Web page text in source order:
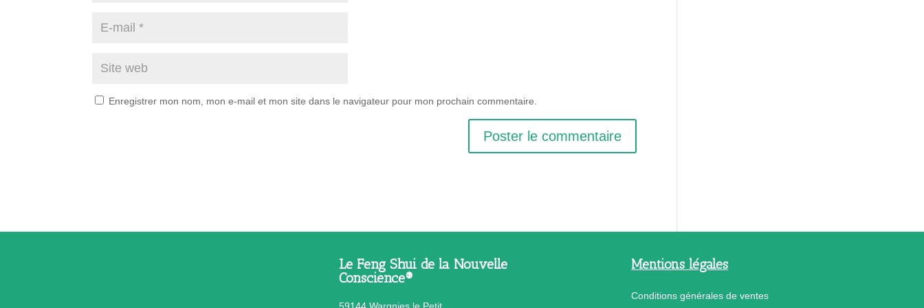
Enregistrer mon nom, mon e-mail et mon site dans le navigateur pour mon prochain commentaire.
Le Feng Shui de la Nouvelle
Conscience®
59144 Wargnies le Petit
Mentions légales
Conditions générales de ventes